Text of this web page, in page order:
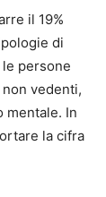
il 19%
di
persone
vedenti,
mentale. In
la cifra